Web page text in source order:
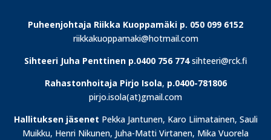
Puheenjohtaja Riikka Kuoppamäki p. 050 099 6152
riikkakuoppamaki@hotmail.com
Sihteeri Juha Penttinen p.0400 756 774sihteeri@rck.fi
Rahastonhoitaja Pirjo Isola, p.0400-781806
pirjo.isola(at)gmail.com
Hallituksen jäsenet Pekka Jantunen, Karo Liimatainen, Sauli
Muikku, Henri Nikunen, Juha-Matti Virtanen, Mika Vuorela